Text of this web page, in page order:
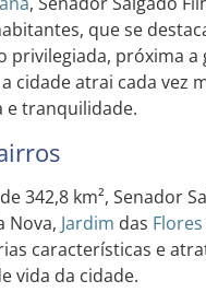
que se
privilegiada, próxima
a cidade atrai cada vez
e tranquilidade.
342,8 km², Senador
Nova, Jardim das Flores
características e
vida da cidade.